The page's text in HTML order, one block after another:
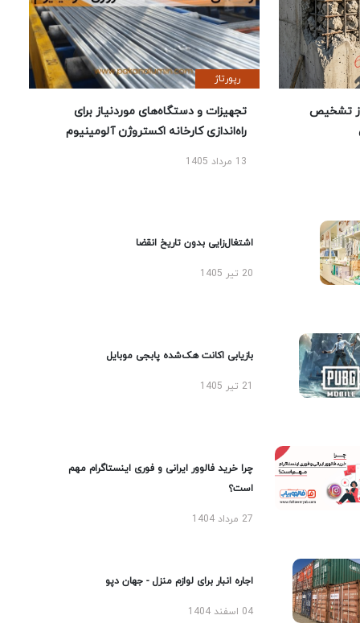
تشخیص
رپورتاژ
تجهیزات و دستگاه‌های موردنیاز برای
راه‌اندازی کارخانه اکستروژن آلومینیوم
13 مرداد 1405
اشتغال‌زایی بدون تاریخ انقضا
20 تیر 1405
بازیابی اکانت هک‌شده پابجی موبایل
چرا خرید فالوور ایرانی و فوری اینستاگرام مهم
است؟
27 مرداد 1404
اجاره انبار برای لوازم منزل - جهان دپو
04 اسفند 1404